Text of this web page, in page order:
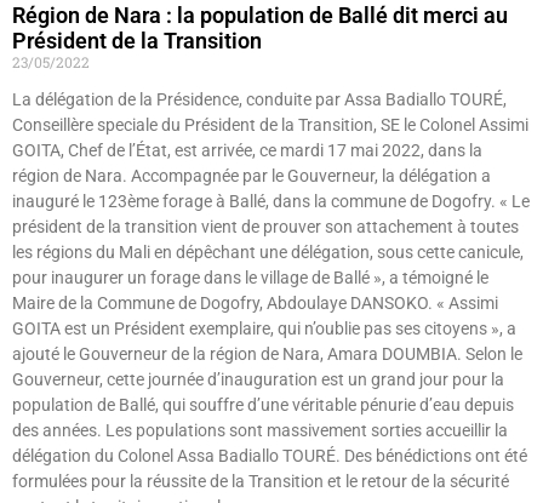
Région de Nara : la population de Ballé dit merci au
Président de la Transition
23/05/2022
La délégation de la Présidence, conduite par Assa Badiallo TOURÉ,
Conseillère speciale du Président de la Transition, SE le Colonel Assimi
GOITA, Chef de l’État, est arrivée, ce mardi 17 mai 2022, dans la
région de Nara. Accompagnée par le Gouverneur, la délégation a
inauguré le 123ème forage à Ballé, dans la commune de Dogofry. « Le
président de la transition vient de prouver son attachement à toutes
les régions du Mali en dépêchant une délégation, sous cette canicule,
pour inaugurer un forage dans le village de Ballé », a témoigné le
Maire de la Commune de Dogofry, Abdoulaye DANSOKO. « Assimi
GOITA est un Président exemplaire, qui n’oublie pas ses citoyens », a
ajouté le Gouverneur de la région de Nara, Amara DOUMBIA. Selon le
Gouverneur, cette journée d’inauguration est un grand jour pour la
population de Ballé, qui souffre d’une véritable pénurie d’eau depuis
des années. Les populations sont massivement sorties accueillir la
délégation du Colonel Assa Badiallo TOURÉ. Des bénédictions ont été
formulées pour la réussite de la Transition et le retour de la sécurité